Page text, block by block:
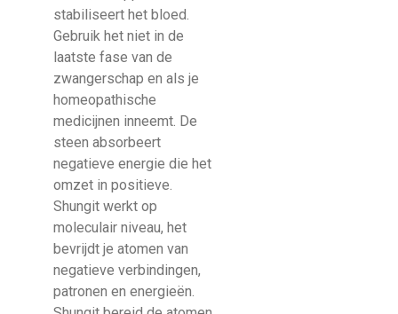
stabiliseert het bloed.
Gebruik het niet in de
laatste fase van de
zwangerschap en als je
homeopathische
medicijnen inneemt. De
steen absorbeert
negatieve energie die het
omzet in positieve.
Shungit werkt op
moleculair niveau, het
bevrijdt je atomen van
negatieve verbindingen,
patronen en energieën.